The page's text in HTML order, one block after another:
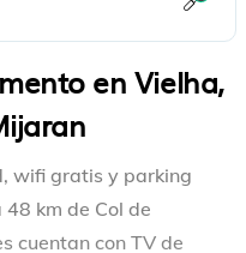
en Vielha,
wifi gratis y parking
km de Col de
cuentan con TV de